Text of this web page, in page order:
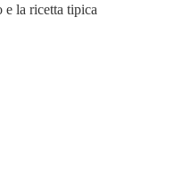
e la ricetta tipica